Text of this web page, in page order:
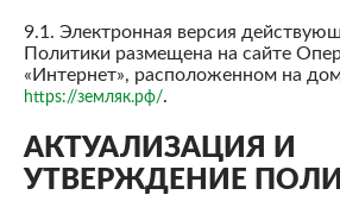
9.1. Электронная версия
Политики размещена на сайте
«Интернет», расположенном на
https://земляк.рф/.
АКТУАЛИЗАЦИЯ И
УТВЕРЖДЕНИЕ